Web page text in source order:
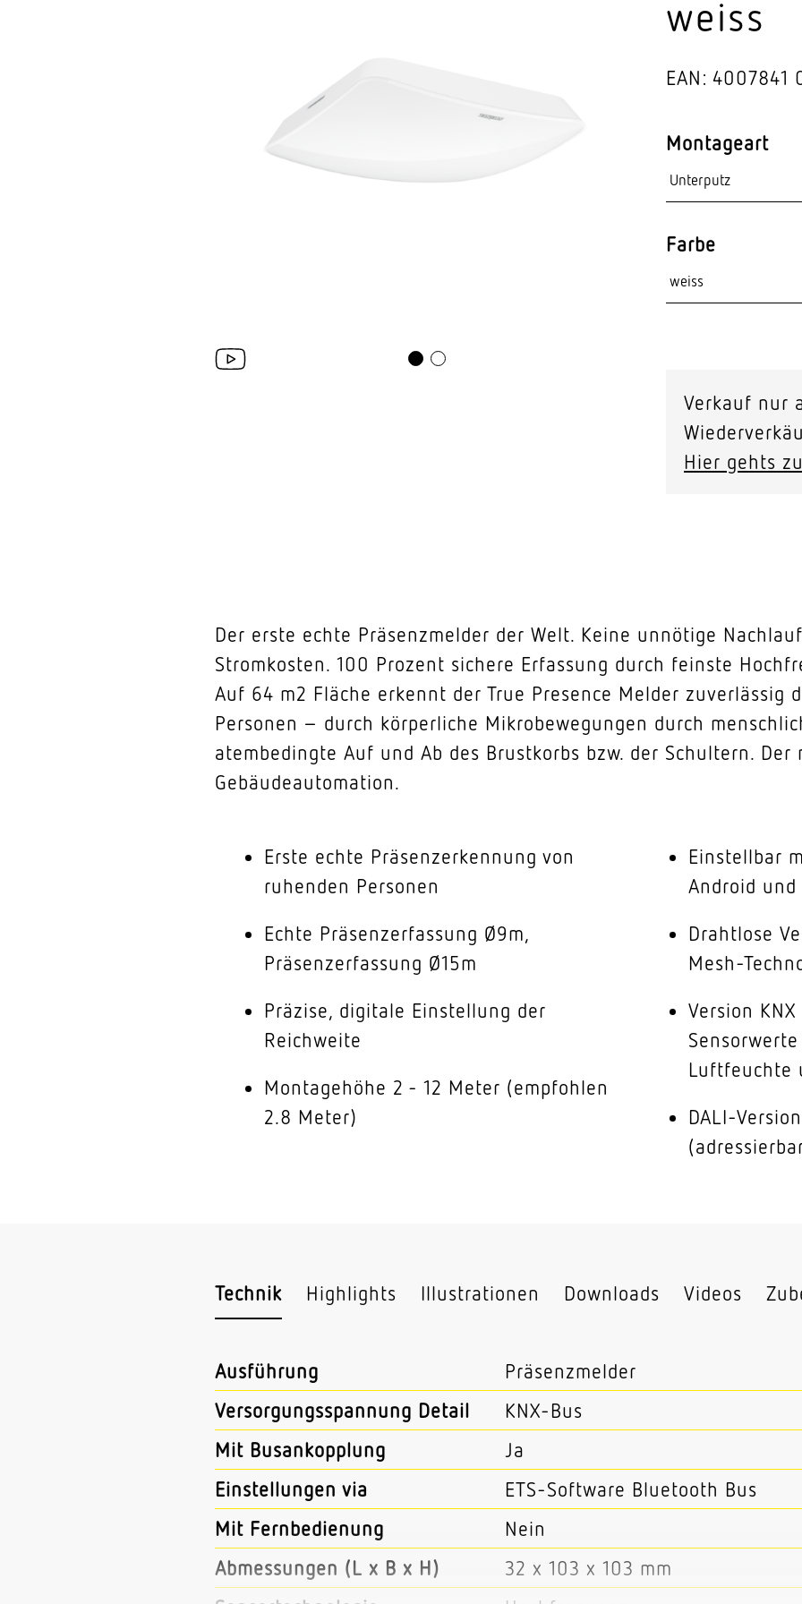
Video-Sensorik
weiss
EAN: 4007841
Montageart
Farbe
Verkauf nur
Hier gehts
Der erste echte Präsenzmelder der Welt. Keine unnötige
Stromkosten. 100 Prozent sichere Erfassung durch feinste
Auf 64 m2 Fläche erkennt der True Presence Melder zuverlässig
Personen – durch körperliche Mikrobewegungen durch
atembedingte Auf und Ab des Brustkorbs bzw. der Schultern.
Gebäudeautomation.
Erste echte Präsenzerkennung von
ruhenden Personen
Echte Präsenzerfassung Ø9m,
Präsenzerfassung Ø15m
Präzise, digitale Einstellung der
Reichweite
Montagehöhe 2 - 12 Meter (empfohlen
2.8 Meter)
Einstellbar
Android und
Drahtlose
Mesh-
Version
Luftfeuchte
DALI-
Technik Highlights Illustrationen Downloads Videos
Ausführung
Präsenzmelder
Versorgungsspannung Detail
KNX-Bus
Mit Busankopplung
Ja
Einstellungen via
ETS-Software Bluetooth Bus
Mit Fernbedienung
Nein
Abmessungen (L x B x H)
32 x 103 x 103 mm